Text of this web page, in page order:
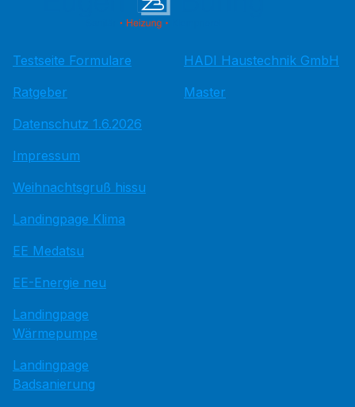
Testseite Formulare
Ratgeber
Datenschutz 1.6.2026
Impressum
Weihnachtsgruß hissu
Landingpage Klima
EE Medatsu
EE-Energie neu
Landingpage
Wärmepumpe
Landingpage
Badsanierung
HADI Haustechnik GmbH
Master